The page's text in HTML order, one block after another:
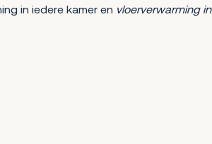
in iedere kamer en vloerverwarming in